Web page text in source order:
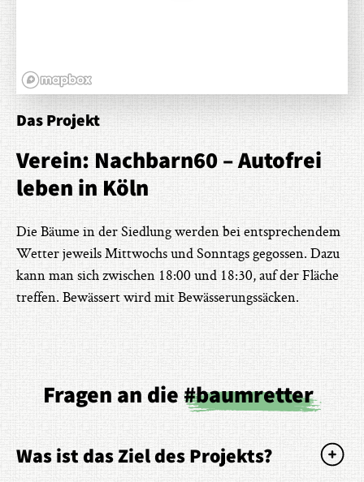
Das Projekt
Verein: Nachbarn60 – Autofrei
leben in Köln
Die Bäume in der Siedlung werden bei entsprechendem
Wetter jeweils Mittwochs und Sonntags gegossen. Dazu
kann man sich zwischen 18:00 und 18:30, auf der Fläche
treffen. Bewässert wird mit Bewässerungssäcken.
Fragen an die#baumretter
Was ist das Ziel des Projekts?